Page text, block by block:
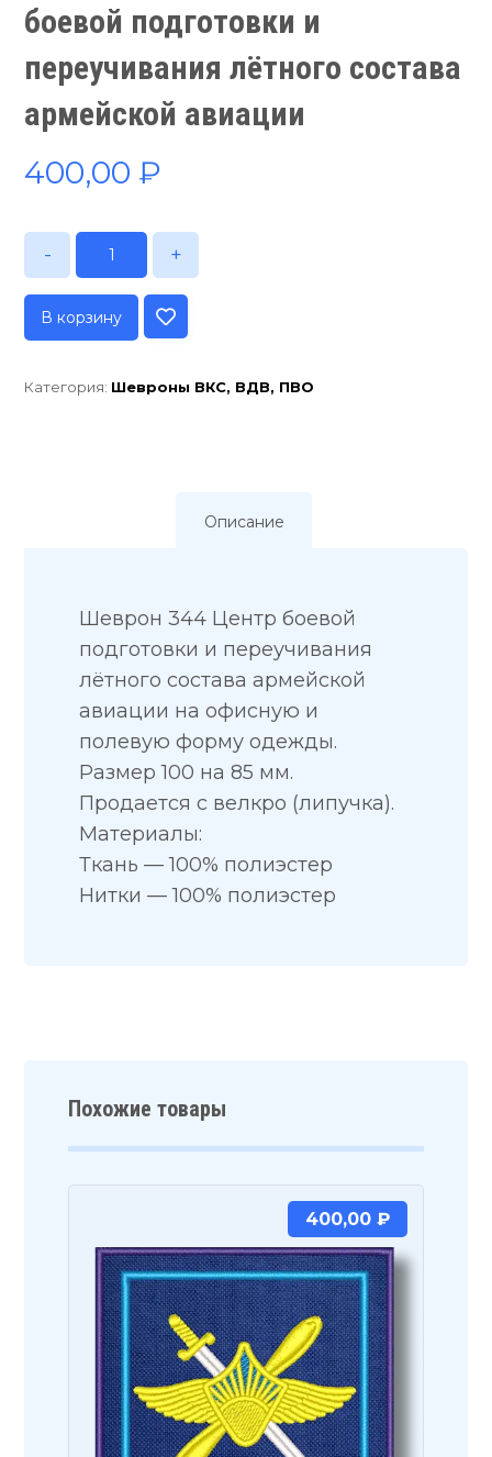
боевой подготовки и
переучивания лётного состава
армейской авиации
400,00₽
- +
В корзину
Категория: Шевроны ВКС, ВДВ, ПВО
Описание
Шеврон 344 Центр боевой
подготовки и переучивания
лётного состава армейской
авиации на офисную и
полевую форму одежды.
Размер 100 на 85 мм.
Продается с велкро (липучка).
Материалы:
Ткань — 100% полиэстер
Нитки — 100% полиэстер
Похожие товары
400,00 ₽